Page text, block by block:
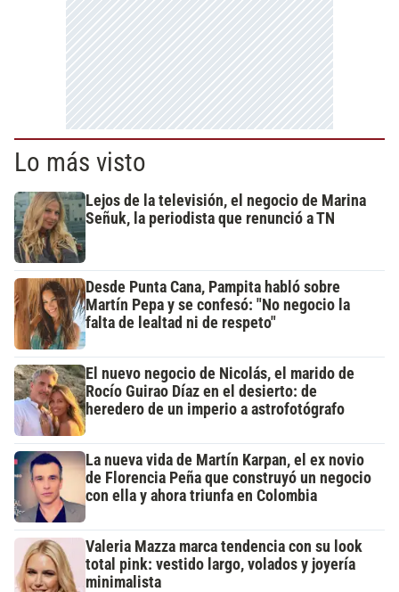
Lo más visto
Lejos de la televisión, el negocio de Marina
Señuk, la periodista que renunció a TN
Desde Punta Cana, Pampita habló sobre
Martín Pepa y se confesó: "No negocio la
falta de lealtad ni de respeto"
El nuevo negocio de Nicolás, el marido de
Rocío Guirao Díaz en el desierto: de
heredero de un imperio a astrofotógrafo
La nueva vida de Martín Karpan, el ex novio
de Florencia Peña que construyó un negocio
con ella y ahora triunfa en Colombia
Valeria Mazza marca tendencia con su look
total pink: vestido largo, volados y joyería
minimalista